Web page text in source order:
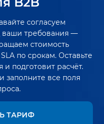
согласуем
ваши требования —
стоимость
по срокам. Оставьте
подготовит расчёт.
заполните все поля
ТАРИФ